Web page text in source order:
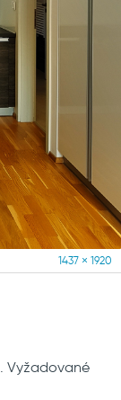
Full
1437 × 1920
Vyžadované